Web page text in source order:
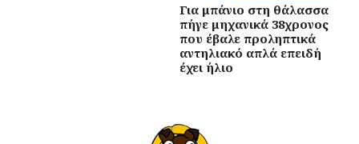
Για μπάνιο στη θάλασσα
πήγε μηχανικά 38χρονος
που έβαλε προληπτικά
αντηλιακό απλά επειδή
έχει ήλιο